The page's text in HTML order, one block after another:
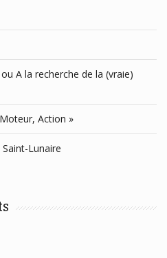
A la recherche de la (vraie)
Action »
Lunaire